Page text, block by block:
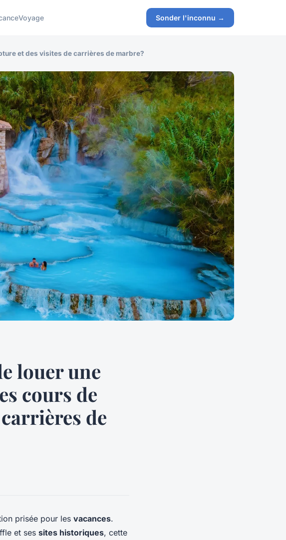
Voyage Sonder l'inconnu →
et des visites de carrières de marbre?
louer une
cours de
de
prisée pour les vacances.
et ses sites historiques, cette